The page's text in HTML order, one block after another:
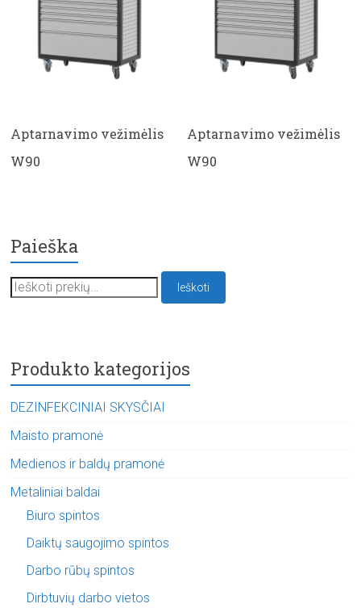
Aptarnavimo vežimėlis
W90
Aptarnavimo vežimėlis
W90
Paieška
Ieškoti:
Ieškoti
Produkto kategorijos
DEZINFEKCINIAI SKYSČIAI
Maisto pramonė
Medienos ir baldų pramonė
Metaliniai baldai
Biuro spintos
Daiktų saugojimo spintos
Darbo rūbų spintos
Dirbtuvių darbo vietos